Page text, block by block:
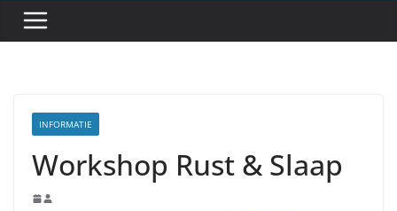
INFORMATIE
Workshop Rust & Slaap